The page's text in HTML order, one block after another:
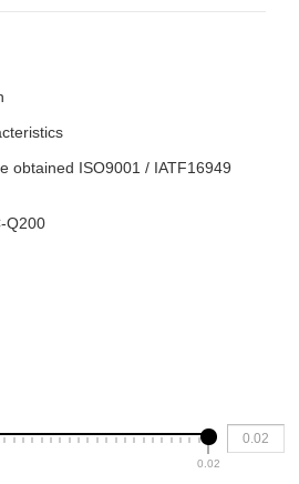
obtained ISO9001 / IATF16949
Q200
0.02